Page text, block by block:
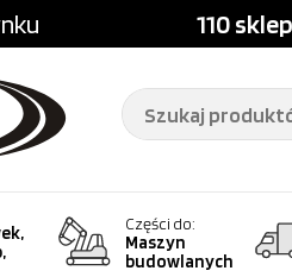
110
Części do:
Maszyn
budowlanych